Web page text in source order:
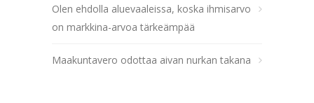
Olen ehdolla aluevaaleissa, koska ihmisarvo
on markkina-arvoa tärkeämpää
Maakuntavero odottaa aivan nurkan takana